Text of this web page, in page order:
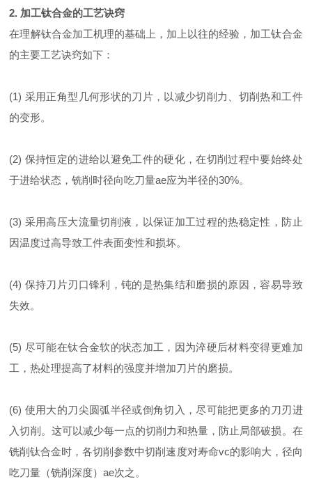
2. 加工钛合金的工艺诀窍
在理解钛合金加工机理的基础上，加上以往的经验，加工钛合金
的主要工艺诀窍如下：
(1) 采用正角型几何形状的刀片，以减少切削力、切削热和工件
的变形。
(2) 保持恒定的进给以避免工件的硬化，在切削过程中要始终处
于进给状态，铣削时径向吃刀量ae应为半径的30%。
(3) 采用高压大流量切削液，以保证加工过程的热稳定性，防止
因温度过高导致工件表面变性和损坏。
(4) 保持刀片刃口锋利，钝的是热集结和磨损的原因，容易导致
失效。
(5) 尽可能在钛合金软的状态加工，因为淬硬后材料变得更难加
工，热处理提高了材料的强度并增加刀片的磨损。
(6) 使用大的刀尖圆弧半径或倒角切入，尽可能把更多的刀刃进
入切削。这可以减少每一点的切削力和热量，防止局部破损。在
铣削钛合金时，各切削参数中切削速度对寿命vc的影响大，径向
吃刀量（铣削深度）ae次之。